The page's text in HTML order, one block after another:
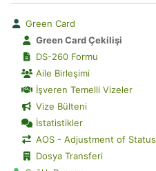
Green Card
Green Card Çekilişi
DS-260 Formu
Aile Birleşimi
İşveren Temelli Vizeler
Vize Bülteni
İstatistikler
AOS - Adjustment of Status
Dosya Transferi